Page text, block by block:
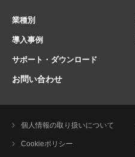
業種別
導入事例
サポート・ダウンロード
お問い合わせ
個人情報の取り扱いについて
Cookieポリシー